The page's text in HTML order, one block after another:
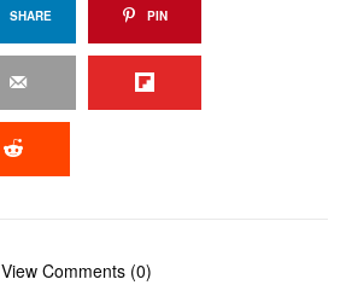
SHARE PIN
View Comments (0)